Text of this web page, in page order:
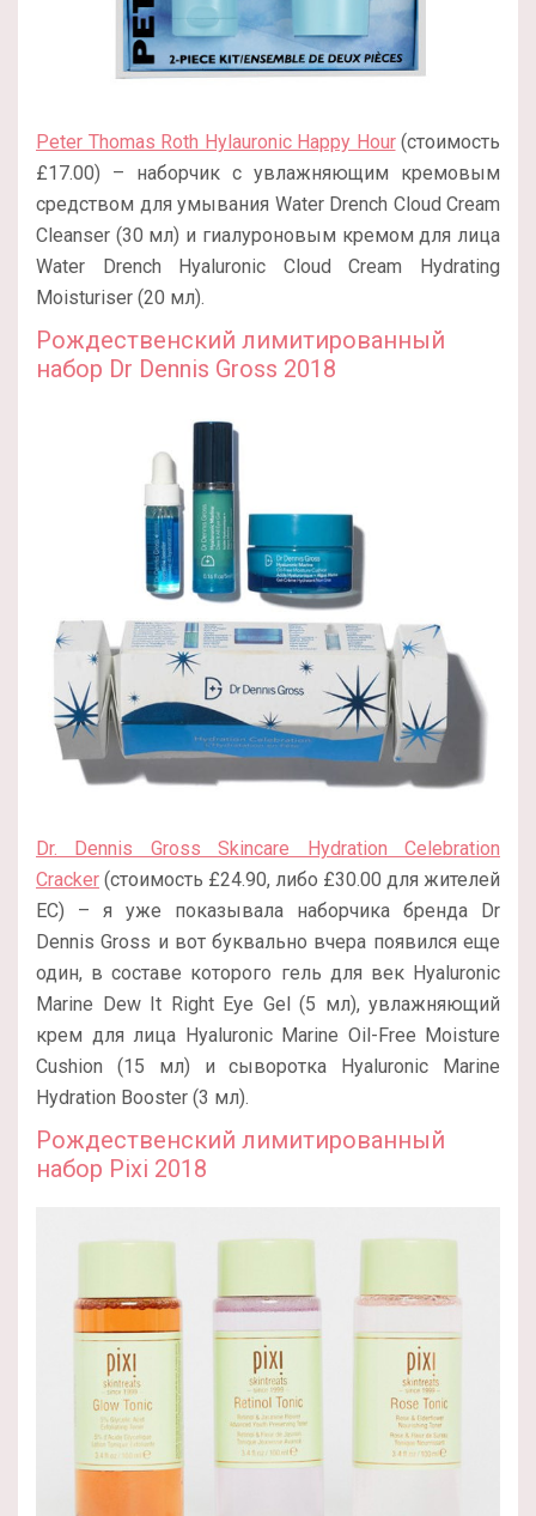
Peter Thomas Roth Hylauronic Happy Hour(стоимость
£17.00) – наборчик с увлажняющим кремовым
средством для умывания Water Drench Cloud Cream
Cleanser (30 мл) и гиалуроновым кремом для лица
Water Drench Hyaluronic Cloud Cream Hydrating
Moisturiser (20 мл).
Рождественский лимитированный
набор Dr Dennis Gross 2018
Dr. Dennis Gross Skincare Hydration Celebration
Cracker (стоимость £24.90, либо £30.00 для жителей
ЕС) – я уже показывала наборчика бренда Dr
Dennis Gross и вот буквально вчера появился еще
один, в составе которого гель для век Hyaluronic
Marine Dew It Right Eye Gel (5 мл), увлажняющий
крем для лица Hyaluronic Marine Oil-Free Moisture
Cushion (15 мл) и сыворотка Hyaluronic Marine
Hydration Booster (3 мл).
Рождественский лимитированный
набор Pixi 2018